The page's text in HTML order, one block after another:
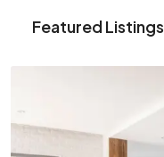
Featured Listings